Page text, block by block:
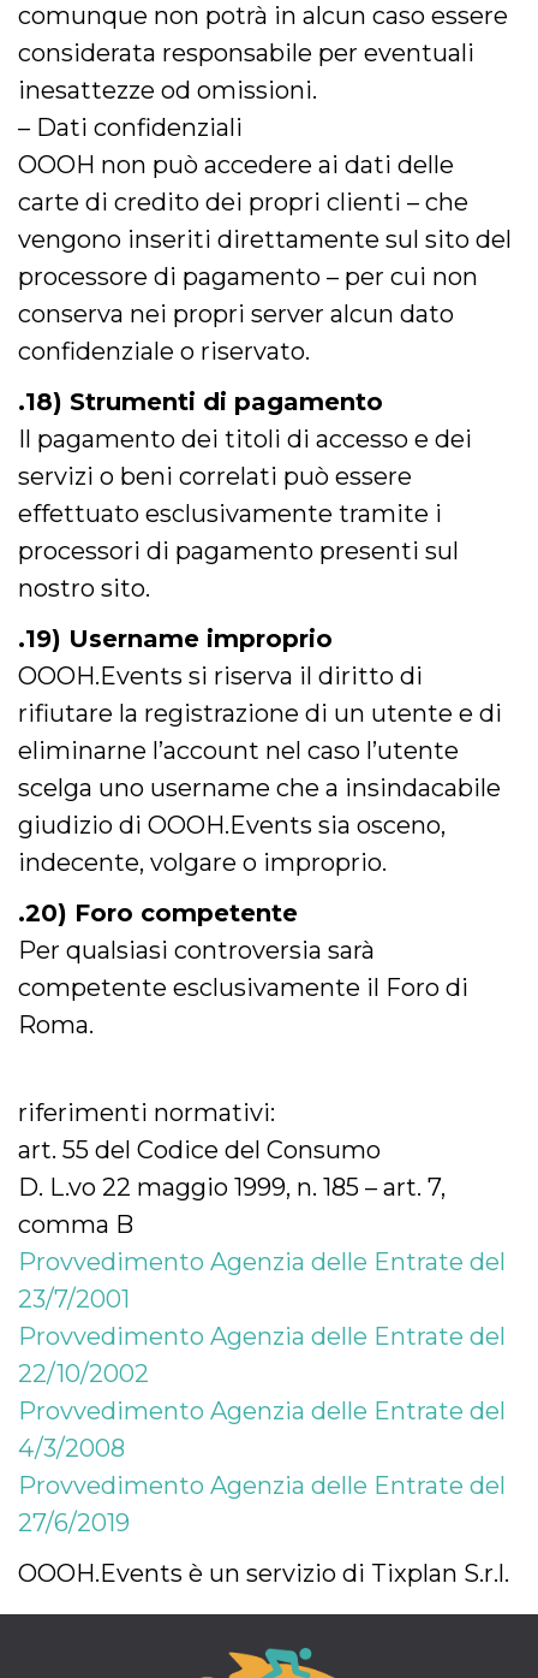
comunque non potrà in alcun caso essere
considerata responsabile per eventuali
inesattezze od omissioni.
– Dati confidenziali
OOOH non può accedere ai dati delle
carte di credito dei propri clienti – che
vengono inseriti direttamente sul sito del
processore di pagamento – per cui non
conserva nei propri server alcun dato
confidenziale o riservato.
.18) Strumenti di pagamento
Il pagamento dei titoli di accesso e dei
servizi o beni correlati può essere
effettuato esclusivamente tramite i
processori di pagamento presenti sul
nostro sito.
.19) Username improprio
OOOH.Events si riserva il diritto di
rifiutare la registrazione di un utente e di
eliminarne l’account nel caso l’utente
scelga uno username che a insindacabile
giudizio di OOOH.Events sia osceno,
indecente, volgare o improprio.
.20) Foro competente
Per qualsiasi controversia sarà
competente esclusivamente il Foro di
Roma.
riferimenti normativi:
art. 55 del Codice del Consumo
D. L.vo 22 maggio 1999, n. 185 – art. 7,
comma B
Provvedimento Agenzia delle Entrate del
23/7/2001
Provvedimento Agenzia delle Entrate del
22/10/2002
Provvedimento Agenzia delle Entrate del
4/3/2008
Provvedimento Agenzia delle Entrate del
27/6/2019
OOOH.Events è un servizio di Tixplan S.r.l.